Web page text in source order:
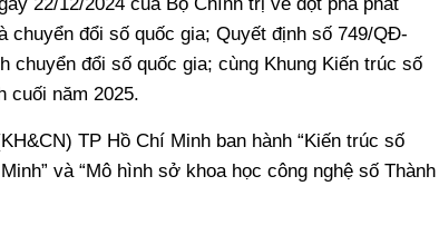
chuyển đổi số quốc gia; Quyết định số 749/QĐ-
đổi số quốc gia; cùng Khung Kiến trúc số
cuối năm 2025.
TP Hồ Chí Minh ban hành “Kiến trúc số
và “Mô hình sở khoa học công nghệ số Thành